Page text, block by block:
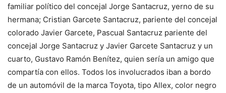
familiar político del concejal Jorge Santacruz, yerno de su
hermana; Cristian Garcete Santacruz, pariente del concejal
colorado Javier Garcete, Pascual Santacruz pariente del
concejal Jorge Santacruz y Javier Garcete Santacruz y un
cuarto, Gustavo Ramón Benítez, quien sería un amigo que
compartía con ellos. Todos los involucrados iban a bordo
de un automóvil de la marca Toyota, tipo Allex, color negro